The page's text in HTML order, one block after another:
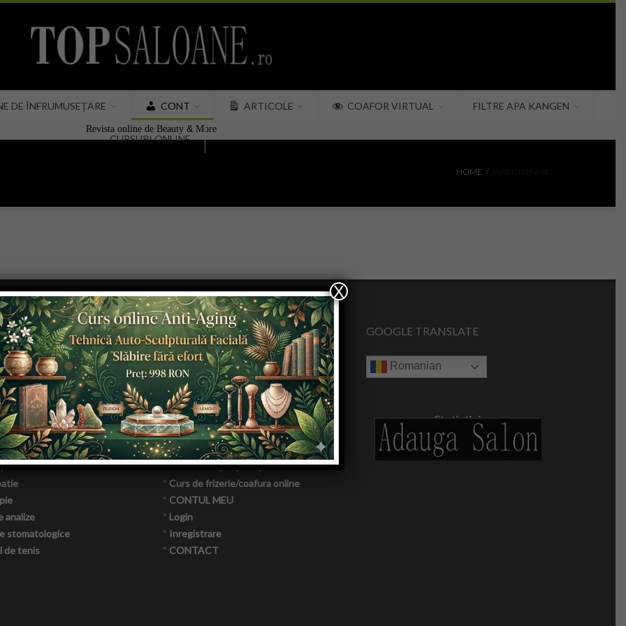
DE ÎNFRUMUSEȚARE CONT ARTICOLE COAFOR VIRTUAL FILTRE APA KANGEN
CURSURI ONLINE
Revista online de Beauty & More
HOME
aparatura saloane si
online
video
nutritionisti
analize
stomatologice
de tenis
* TOP 10
*CAUTA SALON
* COMANDA PACHET Listare
Video
*Retete pentru slabit
*Articole frumusete
*ANUNTURI NOU
*Schimbari look gratuit
*Tunsori Step-By-Step
* Curs de frizerie/coafura online
* CONTUL MEU
* Login
* Inregistrare
* CONTACT
GOOGLE TRANSLATE
Romanian
Statistici
X